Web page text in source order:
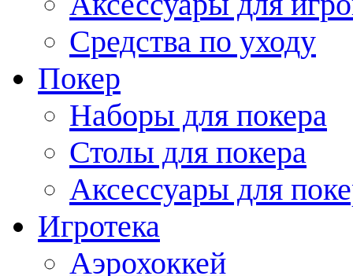
Средства по уходу
Покер
Наборы для покера
Столы для покера
Аксессуары для
Игротека
Аэрохоккей